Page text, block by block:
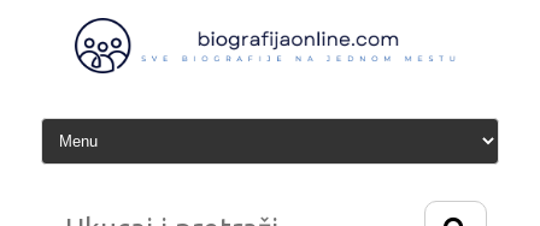
sadržaj